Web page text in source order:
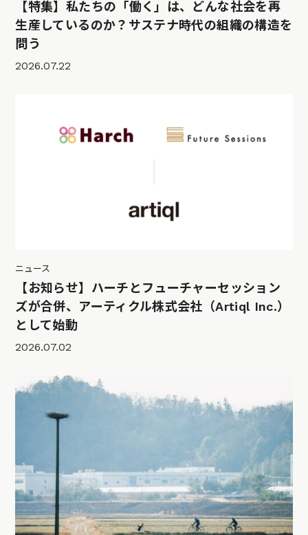
【特集】私たちの「働く」は、どんな社会を再
生産しているのか？サステナ時代の組織の構造を
問う
2026.07.22
ニュース
【お知らせ】ハーチとフューチャーセッション
ズが合併、アーティクル株式会社（Artiql Inc.）
として始動
2026.07.02